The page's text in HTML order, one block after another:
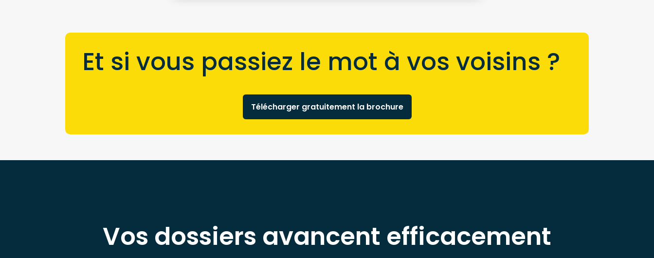
Et si vous passiez le mot à vos voisins ?
Télécharger gratuitement la brochure
Vos dossiers avancent efficacement